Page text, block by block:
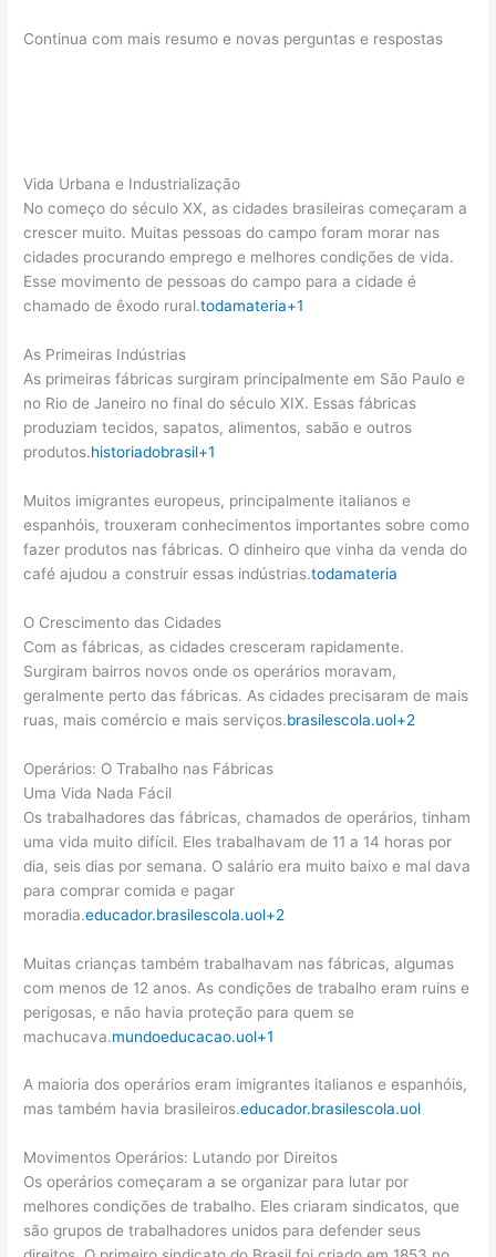
Continua com mais resumo e novas perguntas e respostas
Vida Urbana e Industrialização
No começo do século XX, as cidades brasileiras começaram a
crescer muito. Muitas pessoas do campo foram morar nas
cidades procurando emprego e melhores condições de vida.
Esse movimento de pessoas do campo para a cidade é
chamado de êxodo rural.todamateria+1
As Primeiras Indústrias
As primeiras fábricas surgiram principalmente em São Paulo e
no Rio de Janeiro no final do século XIX. Essas fábricas
produziam tecidos, sapatos, alimentos, sabão e outros
produtos.historiadobrasil+1
Muitos imigrantes europeus, principalmente italianos e
espanhóis, trouxeram conhecimentos importantes sobre como
fazer produtos nas fábricas. O dinheiro que vinha da venda do
café ajudou a construir essas indústrias.todamateria
O Crescimento das Cidades
Com as fábricas, as cidades cresceram rapidamente.
Surgiram bairros novos onde os operários moravam,
geralmente perto das fábricas. As cidades precisaram de mais
ruas, mais comércio e mais serviços.brasilescola.uol+2
Operários: O Trabalho nas Fábricas
Uma Vida Nada Fácil
Os trabalhadores das fábricas, chamados de operários, tinham
uma vida muito difícil. Eles trabalhavam de 11 a 14 horas por
dia, seis dias por semana. O salário era muito baixo e mal dava
para comprar comida e pagar
moradia.educador.brasilescola.uol+2
Muitas crianças também trabalhavam nas fábricas, algumas
com menos de 12 anos. As condições de trabalho eram ruins e
perigosas, e não havia proteção para quem se
machucava.mundoeducacao.uol+1
A maioria dos operários eram imigrantes italianos e espanhóis,
mas também havia brasileiros.educador.brasilescola.uol
Movimentos Operários: Lutando por Direitos
Os operários começaram a se organizar para lutar por
melhores condições de trabalho. Eles criaram sindicatos, que
são grupos de trabalhadores unidos para defender seus